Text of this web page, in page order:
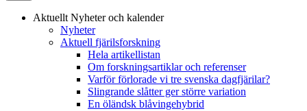
Aktuellt Nyheter och kalender
Nyheter
Aktuell fjärilsforskning
Hela artikellistan
Om forskningsartiklar och referenser
Varför förlorade vi tre svenska dagfjärilar?
Slingrande slåtter ger större variation
En öländsk blåvingehybrid